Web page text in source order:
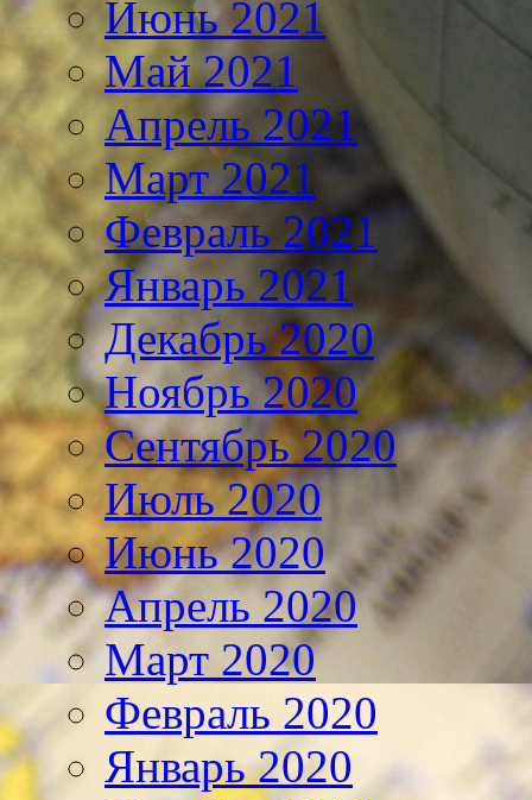
Июнь 2021
Май 2021
Апрель 2021
Март 2021
Февраль 2021
Январь 2021
Декабрь 2020
Ноябрь 2020
Сентябрь 2020
Июль 2020
Июнь 2020
Апрель 2020
Март 2020
Февраль 2020
Январь 2020